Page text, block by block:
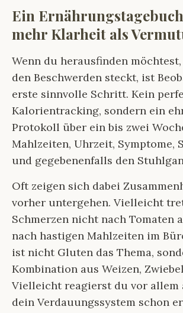
Ein
mehr Klarheit als
Wenn du herausfinden
den Beschwerden steckt, ist
erste sinnvolle Schritt. Kein
Kalorientracking, sondern ein
Protokoll über ein bis zwei
Mahlzeiten, Uhrzeit, Symptome,
und gegebenenfalls den
Oft zeigen sich dabei
vorher untergehen. Vielleicht
Schmerzen nicht nach Tomaten
nach hastigen Mahlzeiten im
ist nicht Gluten das Thema,
Kombination aus Weizen,
Vielleicht reagierst du vor allem
dein Verdauungssystem schon